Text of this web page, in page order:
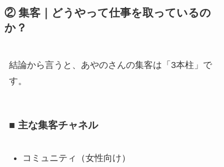
② 集客｜どうやって仕事を取っているの
か？
結論から言うと、あやのさんの集客は「3本柱」で
す。
■ 主な集客チャネル
コミュニティ（女性向け）